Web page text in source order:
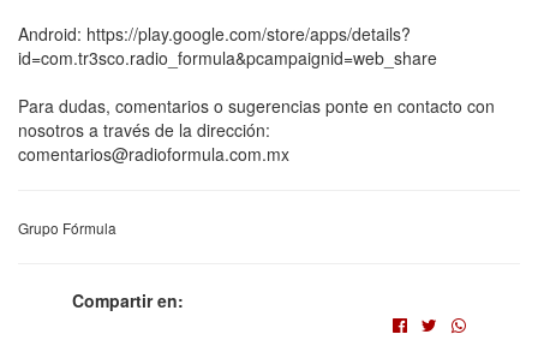
Android: https://play.google.com/store/apps/details?
id=com.tr3sco.radio_formula&pcampaignid=web_share
Para dudas, comentarios o sugerencias ponte en contacto con
nosotros a través de la dirección:
comentarios@radioformula.com.mx
Grupo Fórmula
Compartir en: